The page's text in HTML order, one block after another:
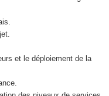
et le déploiement de la